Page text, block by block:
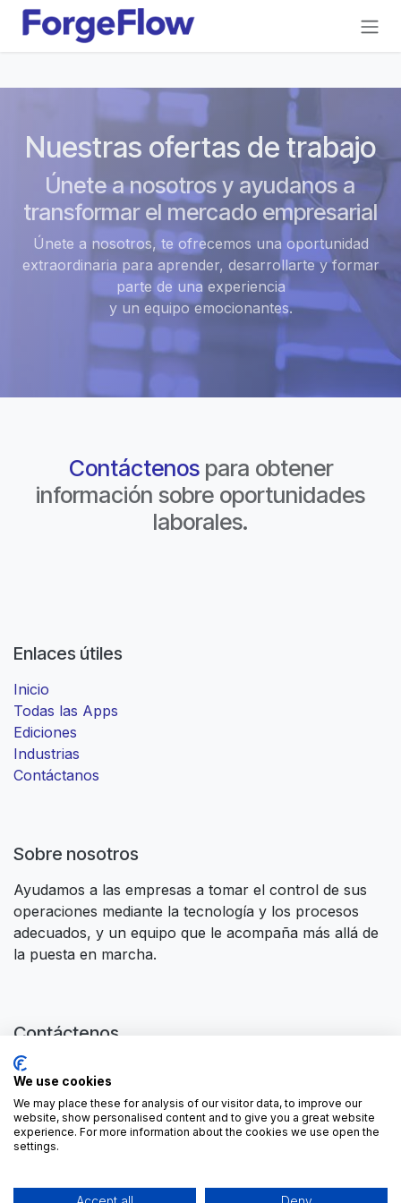
Ir al contenido
Nuestras ofertas de trabajo
Únete a nosotros y ayudanos a
transformar el mercado empresarial
Únete a nosotros, te ofrecemos una oportunidad
extraordinaria para aprender, desarrollarte y formar
parte de una experiencia
y un equipo emocionantes.
Contáctenospara obtener
información sobre oportunidades
laborales.
Enlaces útiles
Inicio
Todas las Apps
Ediciones
Industrias
Contáctanos
Sobre nosotros
Ayudamos a las empresas a tomar el control de sus
operaciones mediante la tecnología y los procesos
adecuados, y un equipo que le acompaña más allá de
la puesta en marcha.
Contáctenos
contactus@forgeflow.com
+ 34 936 94 04 85
We use cookies
We may place these for analysis of our visitor data, to improve our
website, show personalised content and to give you a great website
experience. For more information about the cookies we use open the
settings.